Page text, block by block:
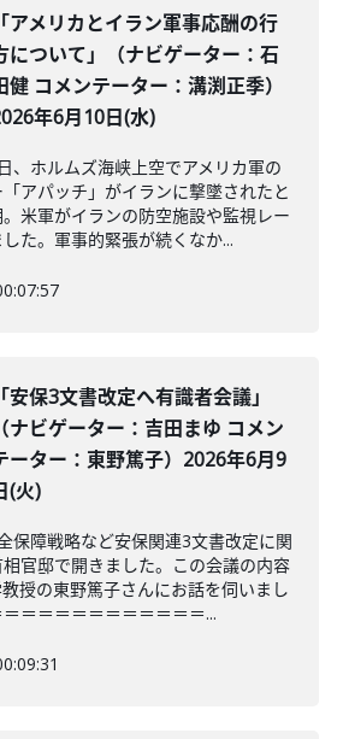
「アメリカとイラン軍事応酬の行
について」（ナビゲーター：石
健 コメンテーター：溝渕正季）
年6月10日(水)
、ホルムズ海峡上空でアメリカ軍の
アパッチ」がイランに撃墜されたと
米軍がイランの防空施設や監視レー
た。軍事的緊張が続くなか...
「安保3文書改定へ有識者会議」
（ナビゲーター：吉田まゆ コメン
ーター：東野篤子）2026年6月9
(火)
保障戦略など安保関連3文書改定に関
官邸で開きました。この会議の内容
授の東野篤子さんにお話を伺いまし
＝＝＝＝＝＝＝＝＝＝＝...